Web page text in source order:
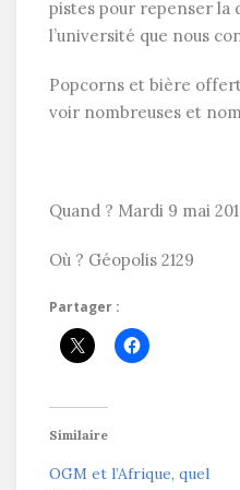
pistes pour repenser la
l’université que nous
Popcorns et bière
voir nombreuses et
Quand ? Mardi 9 mai
Où ? Géopolis 2129
Partager :
Similaire
OGM et l’Afrique, quel